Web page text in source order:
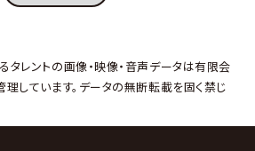
タレントの画像・映像・音声データは有限会
理しています。データの無断転載を固く禁じ